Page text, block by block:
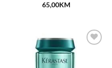
65,00KM